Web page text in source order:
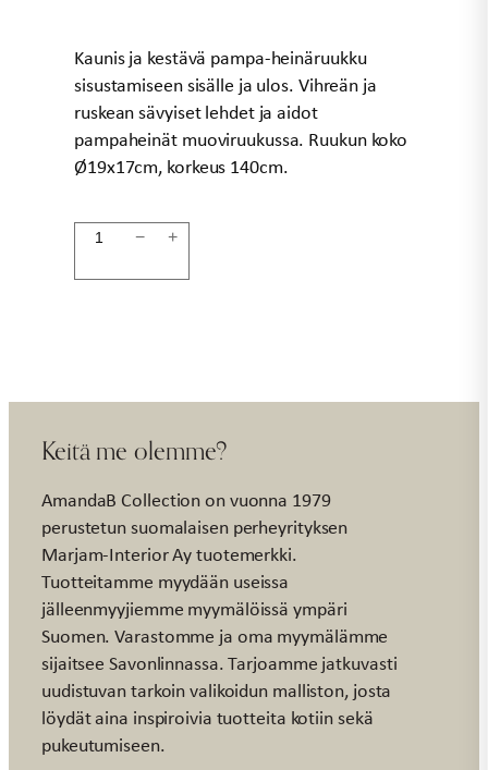
Kaunis ja kestävä pampa-heinäruukku
sisustamiseen sisälle ja ulos. Vihreän ja
ruskean sävyiset lehdet ja aidot
pampaheinät muoviruukussa. Ruukun koko
Ø19x17cm, korkeus 140cm.
Heinäruukku
− +
Keitä me olemme?
AmandaB Collection on vuonna 1979
perustetun suomalaisen perheyrityksen
Marjam-Interior Ay tuotemerkki.
Tuotteitamme myydään useissa
jälleenmyyjiemme myymälöissä ympäri
Suomen. Varastomme ja oma myymälämme
sijaitsee Savonlinnassa. Tarjoamme jatkuvasti
uudistuvan tarkoin valikoidun malliston, josta
löydät aina inspiroivia tuotteita kotiin sekä
pukeutumiseen.